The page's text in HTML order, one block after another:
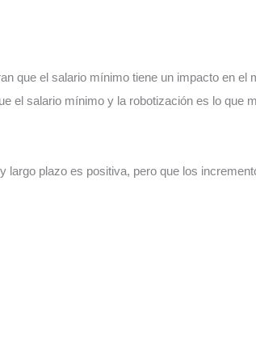
que el salario mínimo tiene un impacto en el
el salario mínimo y la robotización es lo que
largo plazo es positiva, pero que los